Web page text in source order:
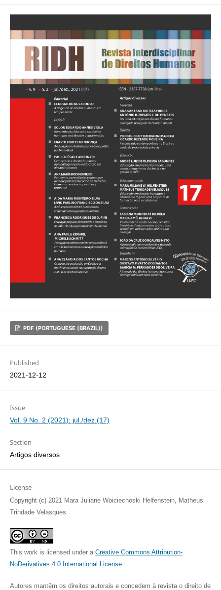
PDF (PORTUGUESE (BRAZIL))
Published
2021-12-12
Issue
Vol. 9 No. 2 (2021): jul./dez.(17)
Section
Artigos diversos
License
Copyright (c) 2021 Mara Juliane Woiciechoski Helfenstein, Matheus
Trindade Velasques
This work is licensed under a Creative Commons Attribution-
NoDerivatives 4.0 International License.
Autores mantêm os direitos autorais e concedem à revista o direito de